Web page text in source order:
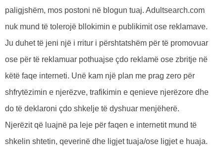
paligjshëm, mos postoni në blogun tuaj. Adultsearch.com
nuk mund të tolerojë bllokimin e publikimit ose reklamave.
Ju duhet të jeni një i rritur i përshtatshëm për të promovuar
ose për të reklamuar pothuajse çdo reklamë ose zbritje në
këtë faqe interneti. Unë kam një plan me prag zero për
shfrytëzimin e njerëzve, trafikimin e qenieve njerëzore dhe
do të deklaroni çdo shkelje të dyshuar menjëherë.
Njerëzit që luajnë pa leje për faqen e internetit mund të
shkelin shtetin, qeverinë dhe ligjet tuaja/ose ligjet e huaja.